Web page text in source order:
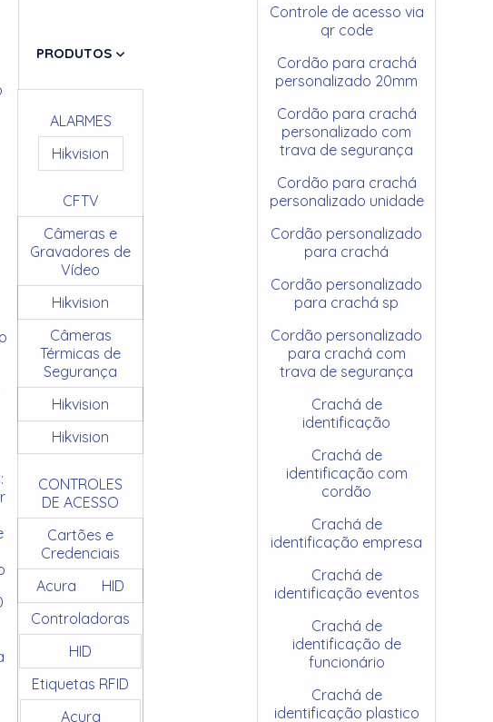
PRODUTOS
ALARMES
Hikvision
CFTV
Câmeras e
Gravadores de
Vídeo
Hikvision
Câmeras
Térmicas de
Segurança
Hikvision
Hikvision
CONTROLES
DE ACESSO
Cartões e
Credenciais
Acura
HID
Controladoras
HID
Etiquetas RFID
Acura
Controle de acesso via
qr code
Cordão para crachá
personalizado 20mm
Cordão para crachá
personalizado com
trava de segurança
Cordão para crachá
personalizado unidade
Cordão personalizado
para crachá
Cordão personalizado
para crachá sp
Cordão personalizado
para crachá com
trava de segurança
Crachá de
identificação
Crachá de
identificação com
cordão
Crachá de
identificação empresa
Crachá de
identificação eventos
Crachá de
identificação de
funcionário
Crachá de
identificação plastico